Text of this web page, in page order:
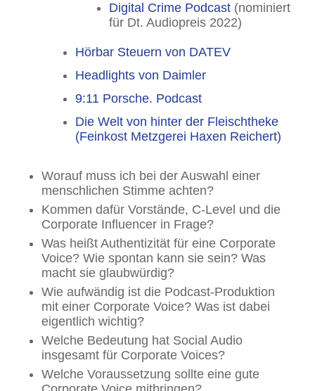
Digital Crime Podcast(nominiert
für Dt. Audiopreis 2022)
Hörbar Steuern von DATEV
Headlights von Daimler
9:11 Porsche. Podcast
Die Welt von hinter der Fleischtheke
(Feinkost Metzgerei Haxen Reichert)
Worauf muss ich bei der Auswahl einer
menschlichen Stimme achten?
Kommen dafür Vorstände, C-Level und die
Corporate Influencer in Frage?
Was heißt Authentizität für eine Corporate
Voice? Wie spontan kann sie sein? Was
macht sie glaubwürdig?
Wie aufwändig ist die Podcast-Produktion
mit einer Corporate Voice? Was ist dabei
eigentlich wichtig?
Welche Bedeutung hat Social Audio
insgesamt für Corporate Voices?
Welche Voraussetzung sollte eine gute